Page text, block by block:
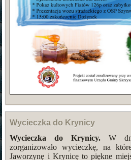
Wycieczka do Krynicy
Wycieczka do Krynicy. W
zorganizowało wycieczkę, na
Jaworzynę i Krynicę to piękne